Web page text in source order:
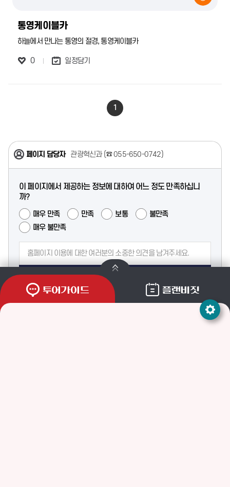
통영케이블카
하늘에서 만나는 통영의 절경, 통영케이블카
0 일정담기
1
페이지 담당자 관광혁신과 (☎ 055-650-0742)
이 페이지에서 제공하는 정보에 대하여 어느 정도 만족하십니
까?
매우 만족 만족 보통
불만족
매우 불만족
투어가이드 플랜비짓